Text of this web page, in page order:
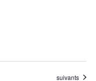
Évènements
suivants